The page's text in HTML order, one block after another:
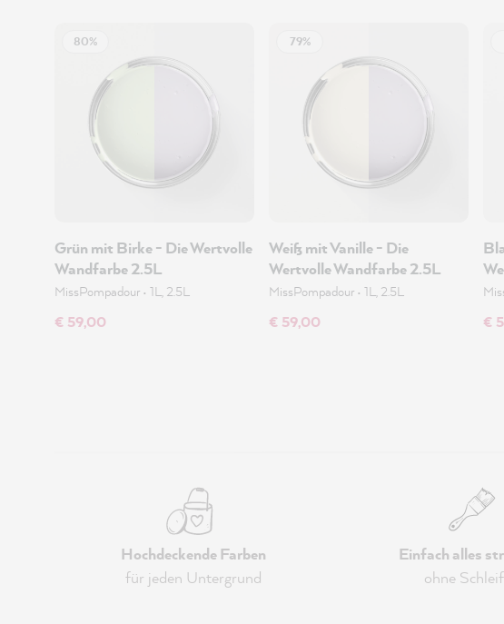
80%
Grün mit Birke - Die Wertvolle
Wandfarbe 2.5L
MissPompadour • 1L, 2.5L
€ 59,00
79%
Weiß mit Vanille - Die
Wertvolle Wandfarbe 2.5L
MissPompadour • 1L, 2.5L
€ 59,00 €
Hochdeckende Farben
für jeden Untergrund
Einfach alles
ohne